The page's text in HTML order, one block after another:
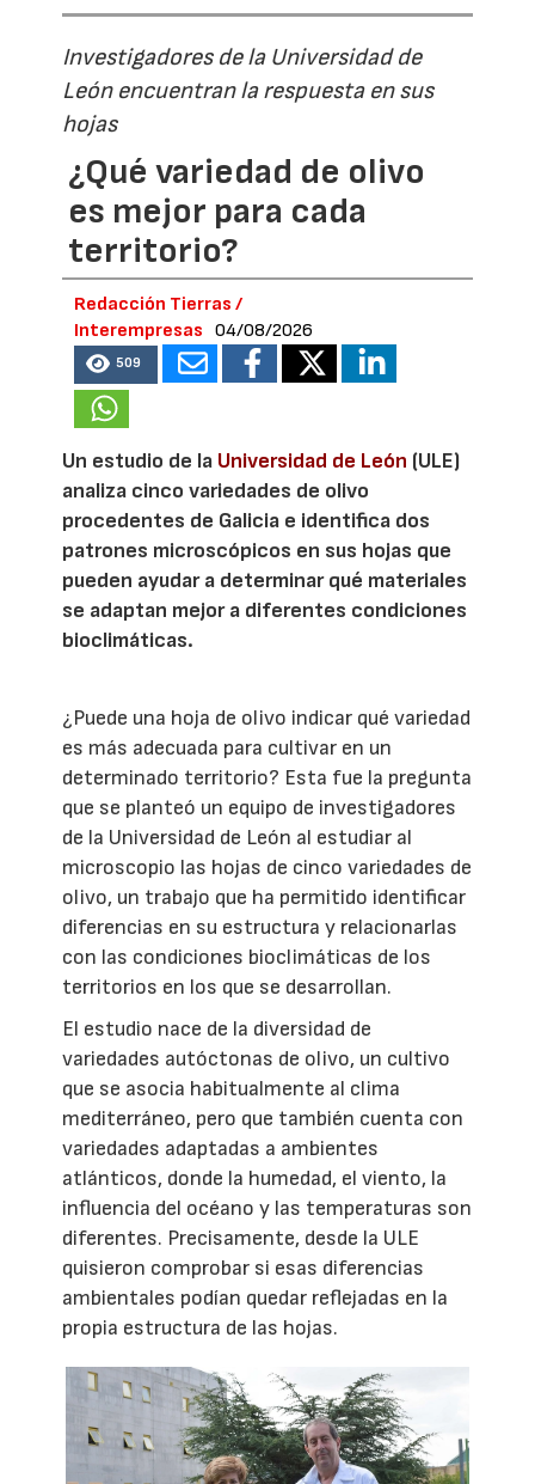
Investigadores de la Universidad de
León encuentran la respuesta en sus
hojas
¿Qué variedad de olivo
es mejor para cada
territorio?
Redacción Tierras /
Interempresas
04/08/2026
509
Un estudio de la Universidad de León (ULE)
analiza cinco variedades de olivo
procedentes de Galicia e identifica dos
patrones microscópicos en sus hojas que
pueden ayudar a determinar qué materiales
se adaptan mejor a diferentes condiciones
bioclimáticas.
¿Puede una hoja de olivo indicar qué variedad
es más adecuada para cultivar en un
determinado territorio? Esta fue la pregunta
que se planteó un equipo de investigadores
de la Universidad de León al estudiar al
microscopio las hojas de cinco variedades de
olivo, un trabajo que ha permitido identificar
diferencias en su estructura y relacionarlas
con las condiciones bioclimáticas de los
territorios en los que se desarrollan.
El estudio nace de la diversidad de
variedades autóctonas de olivo, un cultivo
que se asocia habitualmente al clima
mediterráneo, pero que también cuenta con
variedades adaptadas a ambientes
atlánticos, donde la humedad, el viento, la
influencia del océano y las temperaturas son
diferentes. Precisamente, desde la ULE
quisieron comprobar si esas diferencias
ambientales podían quedar reflejadas en la
propia estructura de las hojas.